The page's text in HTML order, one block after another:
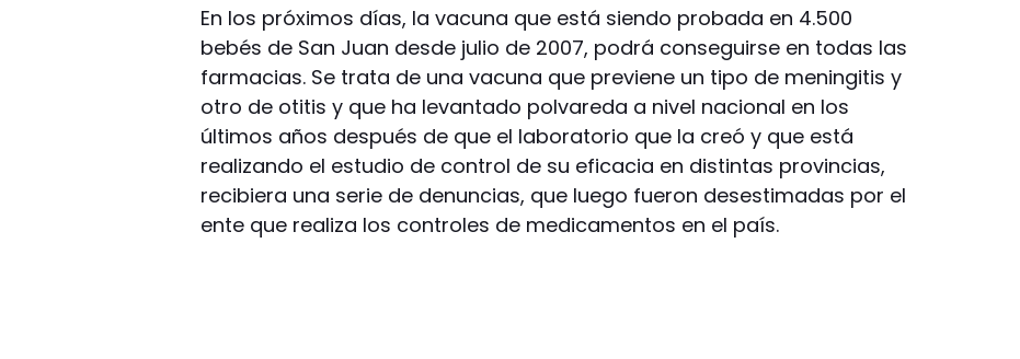
En los próximos días, la vacuna que está siendo probada en 4.500
bebés de San Juan desde julio de 2007, podrá conseguirse en todas las
farmacias. Se trata de una vacuna que previene un tipo de meningitis y
otro de otitis y que ha levantado polvareda a nivel nacional en los
últimos años después de que el laboratorio que la creó y que está
realizando el estudio de control de su eficacia en distintas provincias,
recibiera una serie de denuncias, que luego fueron desestimadas por el
ente que realiza los controles de medicamentos en el país.